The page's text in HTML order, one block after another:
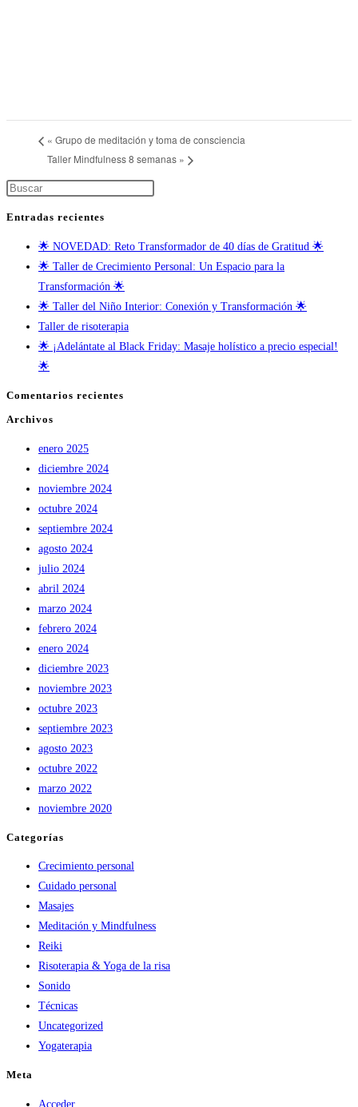
« Grupo de meditación y toma de consciencia
Taller Mindfulness 8 semanas »
Entradas recientes
🌟 NOVEDAD: Reto Transformador de 40 días de Gratitud 🌟
🌟 Taller de Crecimiento Personal: Un Espacio para la
Transformación 🌟
🌟 Taller del Niño Interior: Conexión y Transformación 🌟
Taller de risoterapia
🌟 ¡Adelántate al Black Friday: Masaje holístico a precio especial!
🌟
Comentarios recientes
Archivos
enero 2025
diciembre 2024
noviembre 2024
octubre 2024
septiembre 2024
agosto 2024
julio 2024
abril 2024
marzo 2024
febrero 2024
enero 2024
diciembre 2023
noviembre 2023
octubre 2023
septiembre 2023
agosto 2023
octubre 2022
marzo 2022
noviembre 2020
Categorías
Crecimiento personal
Cuidado personal
Masajes
Meditación y Mindfulness
Reiki
Risoterapia & Yoga de la risa
Sonido
Técnicas
Uncategorized
Yogaterapia
Meta
Acceder